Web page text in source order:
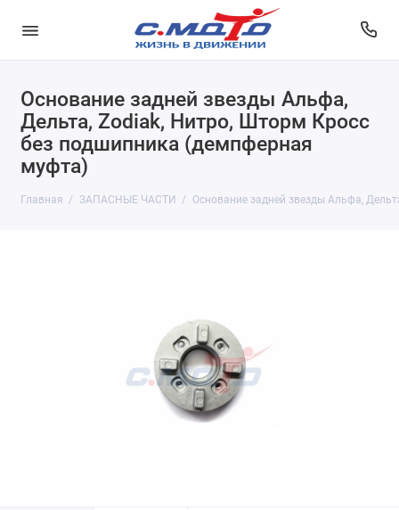
Основание задней звезды Альфа,
Дельта, Zodiak, Нитро, Шторм Кросс
без подшипника (демпферная
муфта)
Главная ЗАПАСНЫЕ ЧАСТИ Основание задней звезды Альфа,